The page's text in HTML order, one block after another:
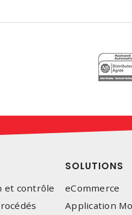
et contrôle
SOLUTIONS
eCommerce
Application